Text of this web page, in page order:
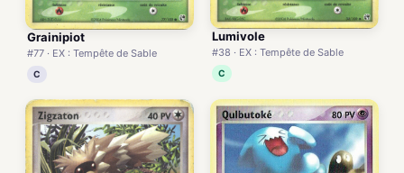
Grainipiot
#77 · EX : Tempête de Sable
C
Lumivole
#38 · EX : Tempête de Sable
C